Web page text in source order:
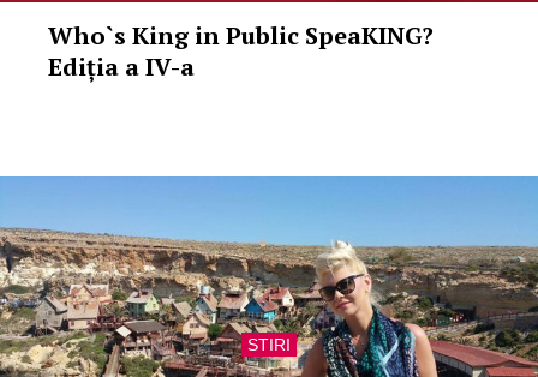
Who`s King in Public SpeaKING?
Ediția a IV-a
STIRI